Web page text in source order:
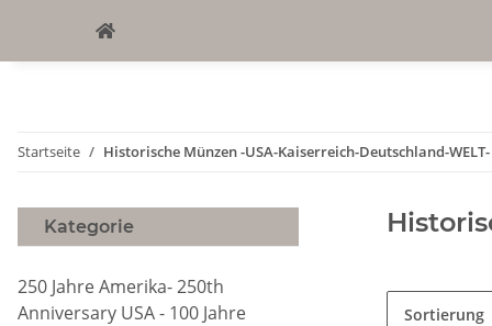
Startseite Historische Münzen -USA-Kaiserreich-Deutschland-
Sortierung
Kategorie
250 Jahre Amerika- 250th
Anniversary USA - 100 Jahre